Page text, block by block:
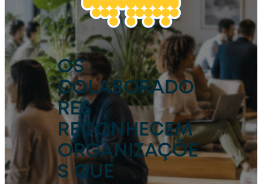
OS
COLABORADO
RES
RECONHECEM
ORGANIZAÇÕE
S QUE